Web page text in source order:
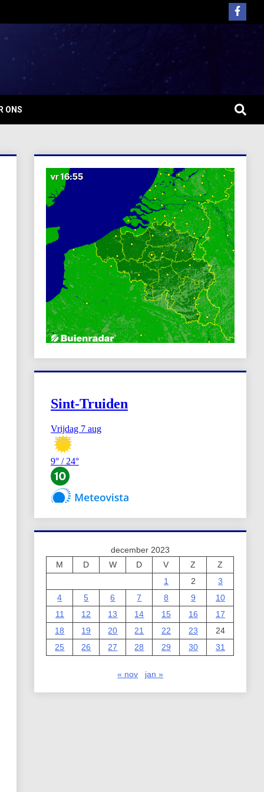
ONS
december 2023
M
D W D V Z
Z
1
2
3
4
5 6 7 8 9
10
11
12 13 14 15 16
17
18
19 20 21 22 23
24
25
26 27 28 29 30 31
« nov jan »